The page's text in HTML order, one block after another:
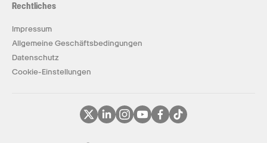
Rechtliches
Impressum
Allgemeine Geschäftsbedingungen
Datenschutz
Cookie-Einstellungen